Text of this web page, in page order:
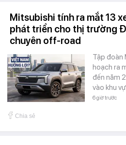
Mitsubishi tính ra mắt 13
phát triển cho thị trường
chuyên off-road
Tập đoàn
hoạch ra
đến năm
vào khu
6 giờ trước
Chia sẻ